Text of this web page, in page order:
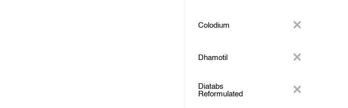
Colodium
Dhamotil
Diatabs
Reformulated